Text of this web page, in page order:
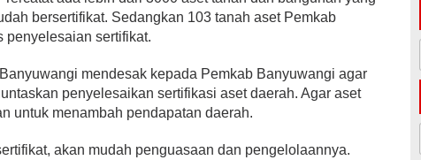
bersertifikat. Sedangkan 103 tanah aset Pemkab
penyelesaian sertifikat.
mendesak kepada Pemkab Banyuwangi agar
penyelesaikan sertifikasi aset daerah. Agar aset
untuk menambah pendapatan daerah.
akan mudah penguasaan dan pengelolaannya.